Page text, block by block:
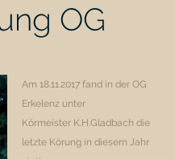
OG
Am 18.11.2017 fand in der OG
Erkelenz unter
Körmeister K.H.Gladbach die
letzte Körung in diesem Jahr